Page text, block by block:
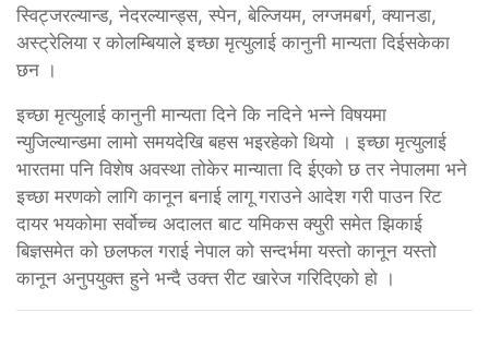
स्विट्जरल्यान्ड, नेदरल्यान्ड्स, स्पेन, बेल्जियम, लग्जमबर्ग, क्यानडा,
अस्ट्रेलिया र कोलम्बियाले इच्छा मृत्युलाई कानुनी मान्यता दिईसकेका
छन ।
इच्छा मृत्युलाई कानुनी मान्यता दिने कि नदिने भन्ने विषयमा
न्युजिल्यान्डमा लामो समयदेखि बहस भइरहेको थियो । इच्छा मृत्युलाई
भारतमा पनि विशेष अवस्था तोकेर मान्याता दि ईएको छ तर नेपालमा भने
इच्छा मरणको लागि कानून बनाई लागू गराउने आदेश गरी पाउन रिट
दायर भयकोमा सर्वोच्च अदालत बाट यमिकस क्युरी समेत झिकाई
बिज्ञसमेत को छलफल गराई नेपाल को सन्दर्भमा यस्तो कानून यस्तो
कानून अनुपयुक्त हुने भन्दै उक्त्त रीट खारेज गरिदिएको हो ।